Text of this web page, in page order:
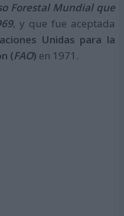
Forestal Mundial que
, y que fue aceptada
Unidas para la
(FAO) en 1971.